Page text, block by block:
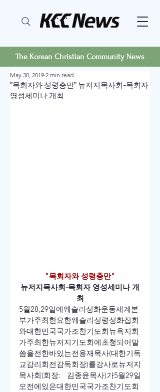
The Korean Christian Community News
"목회자와 성령충만" 뉴저지목사회-목회자
영성세미나 개최
May 30, 2019 2 min read
"목회자와 성령충만"
뉴저지목사회-목회자 영성세미나 개
최
5월28,29일에웨슬리성화운동세계본
부가주최한요한웨슬리성령성화집회
와대한민국국가조찬기도회뉴욕지회
가주최한뉴저지기도회에초청되어말
씀을전한바있는전용재목사(대한기독
교감리회전감독회장)를강사로뉴저지
목사회(회장: 김종윤목사)가5월29일
오전에있은대한민국국가조찬기도회